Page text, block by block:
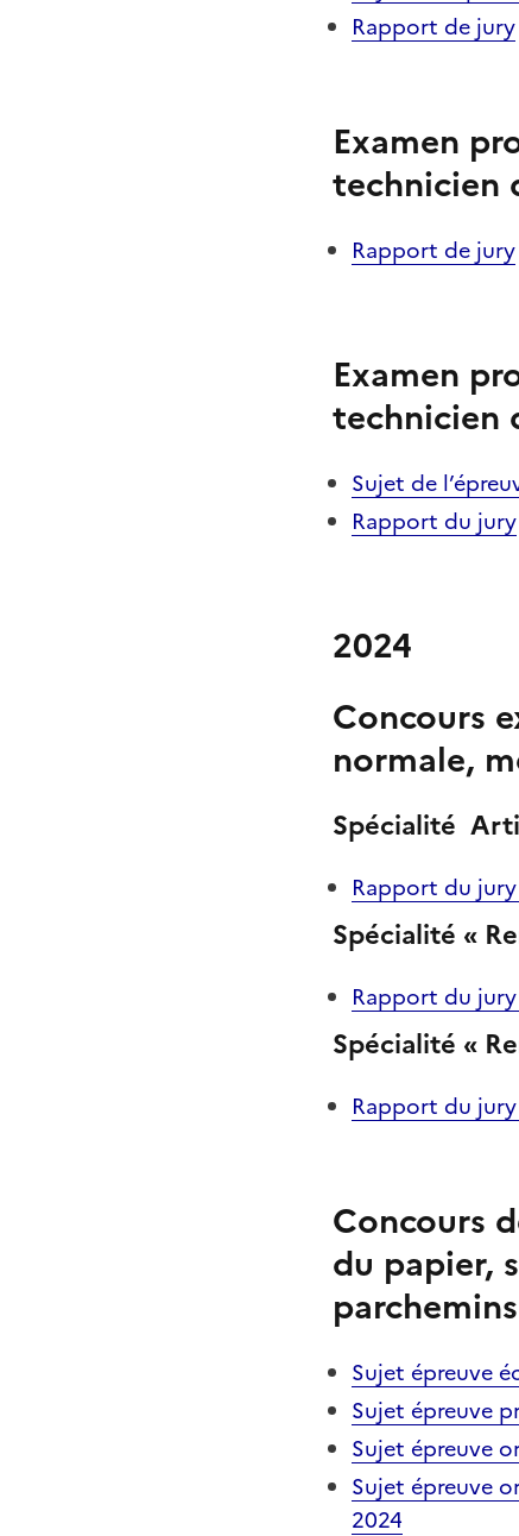
Rapport de jury
Examen
technicien
Rapport de jury
Examen
technicien
Sujet de
Rapport du jury
2024
Concours
normale,
Spécialité
Rapport du
Spécialité «
Rapport du jury
Spécialité «
Rapport du jury
Concours
du papier,
Sujet épreuve
Sujet épreuve
Sujet épreuve
Sujet épreuve
2024